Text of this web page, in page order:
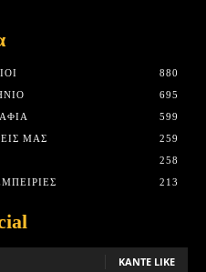
880
695
599
ΜΑΣ
259
258
213
ΚΆΝΤΕ LIKE